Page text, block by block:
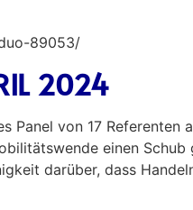
89053/
2024
Panel von 17 Referenten
einen Schub
darüber, dass